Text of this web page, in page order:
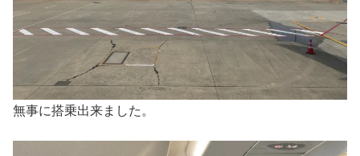
無事に搭乗出来ました。